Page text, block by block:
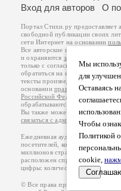
Мы
для
Оставаясь
Чтобы
Политикой
cookie,
Вход для авторов
О
Портал Стихи.ру предоставляет
свободной публикации своих
сети Интернет на основании
Все авторские права на
и охраняются законом
.
только с согласия его автора, к
обратиться на его авторской
тексты произведений авторы
основанииправил публикациии
Российской Федерации
обрабатываются на основании
Вы также можете посмотреть
связаться с администрацией
Ежедневная аудитория портала
посетителей, которые в общей
миллионов страниц по данным
расположен справа от этого
цифры: количество просмотров и
© Все права принадлежат